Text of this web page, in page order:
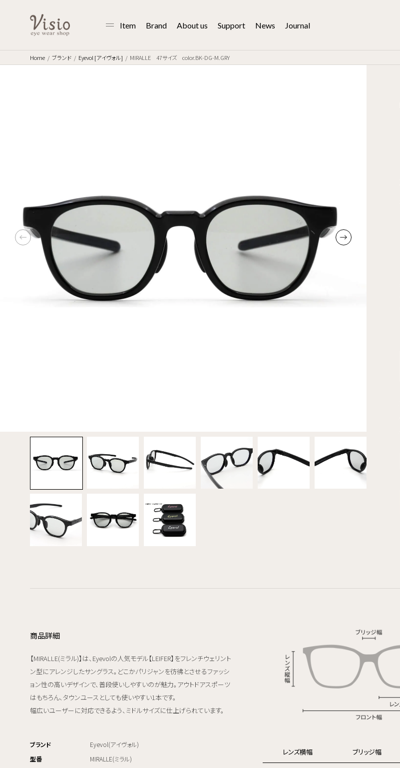
Item Brand About us Support News Journal
Home ブランド Eyevol [アイヴォル] MIRALLE 47サイズ color.BK-DG-M.GRY
商品詳細
【MIRALLE(ミラル)】は、Eyevolの人気モデル【LEIFER】をフレンチウェリント
ン型にアレンジしたサングラス。どこかパリジャンを彷彿とさせるファッシ
ョン性の高いデザインで、普段使いしやすいのが魅力。アウトドアスポーツ
はもちろん、タウンユースとしても使いやすい1本です。
幅広いユーザーに対応できるよう、ミドルサイズに仕上げられています。
ブランド
Eyevol(アイヴォル)
型番
MIRALLE(ミラル)
レンズ横幅 ブリッジ幅